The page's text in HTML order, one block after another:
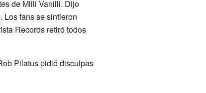
de Milli Vanilli. Dijo
Los fans se sintieron
Records retiró todos
Pilatus pidió disculpas